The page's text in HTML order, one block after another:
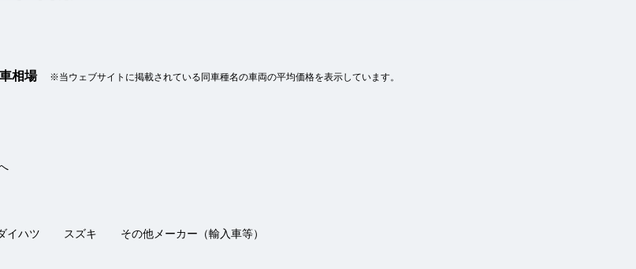
5｜ 雰囲気： 5｜ アフター： 5｜ 品質：5｜ 説明：
相場 ※当ウェブサイトに掲載されている同車種名の車両の平均価格を表示しています。
イハツ スズキ その他メーカー（輸入車等）